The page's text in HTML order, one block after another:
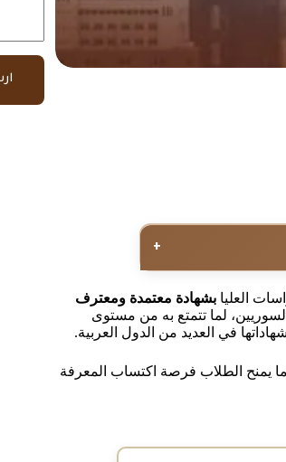
+
العليا بشهادة معتمدة ومعترف
لما تتمتع به من مستوى
في العديد من الدول العربية.
مما يمنح الطلاب فرصة اكتساب المعرفة